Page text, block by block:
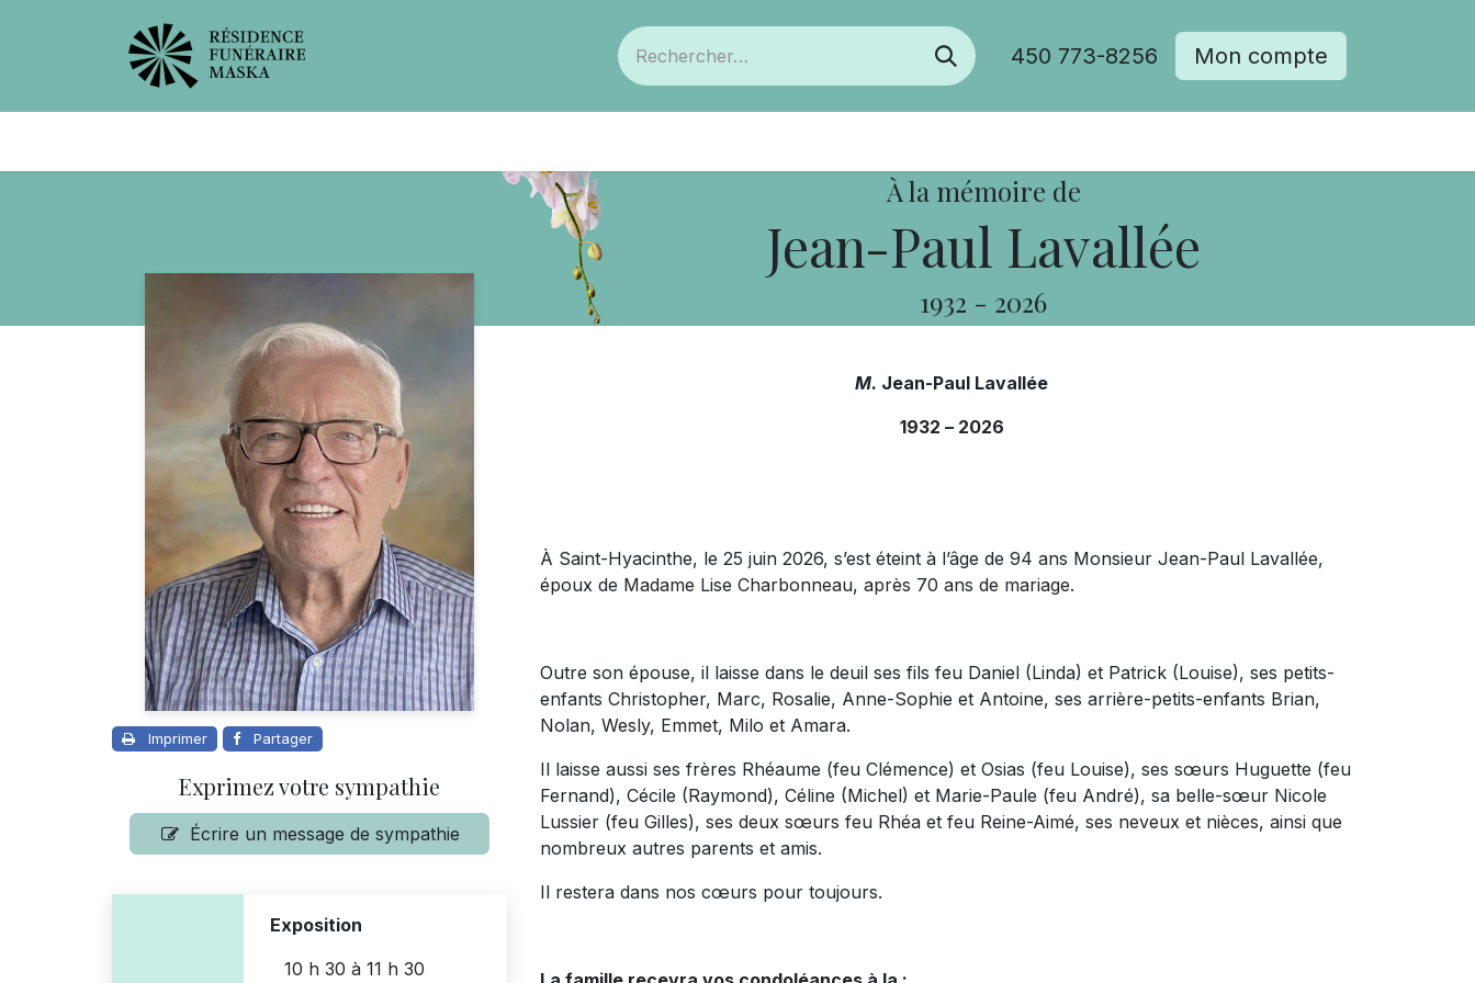
450 773-8256 Mon compte
À la mémoire de
Jean-Paul Lavallée
1932 - 2026
Imprimer Partager
Exprimez votre sympathie
Écrire un message de sympathie
Exposition
10 h 30 à 11 h 30
M. Jean-Paul Lavallée
1932 – 2026
À Saint-Hyacinthe, le 25 juin 2026, s’est éteint à l’âge de 94 ans Monsieur Jean-Paul Lavallée,
époux de Madame Lise Charbonneau, après 70 ans de mariage.
Outre son épouse, il laisse dans le deuil ses fils feu Daniel (Linda) et Patrick (Louise), ses petits-
enfants Christopher, Marc, Rosalie, Anne-Sophie et Antoine, ses arrière-petits-enfants Brian,
Nolan, Wesly, Emmet, Milo et Amara.
Il laisse aussi ses frères Rhéaume (feu Clémence) et Osias (feu Louise), ses sœurs Huguette (feu
Fernand), Cécile (Raymond), Céline (Michel) et Marie-Paule (feu André), sa belle-sœur Nicole
Lussier (feu Gilles), ses deux sœurs feu Rhéa et feu Reine-Aimé, ses neveux et nièces, ainsi que
nombreux autres parents et amis.
Il restera dans nos cœurs pour toujours.